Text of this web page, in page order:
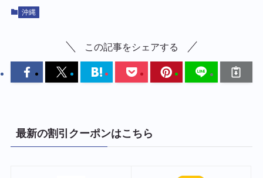
沖縄
この記事をシェアする
最新の割引クーポンはこちら